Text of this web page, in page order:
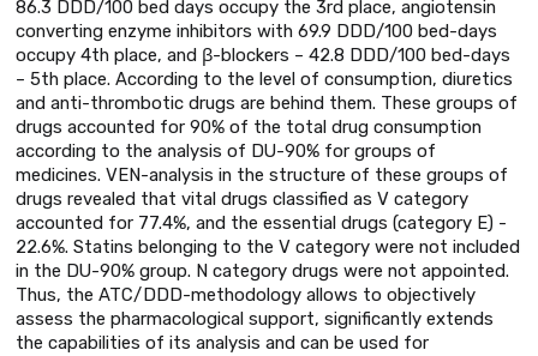
86.3 DDD/100 bed days occupy the 3rd place, angiotensin
converting enzyme inhibitors with 69.9 DDD/100 bed-days
occupy 4th place, and β-blockers – 42.8 DDD/100 bed-days
– 5th place. According to the level of consumption, diuretics
and anti-thrombotic drugs are behind them. These groups of
drugs accounted for 90% of the total drug consumption
according to the analysis of DU-90% for groups of
medicines. VEN-analysis in the structure of these groups of
drugs revealed that vital drugs classified as V category
accounted for 77.4%, and the essential drugs (category E) -
22.6%. Statins belonging to the V category were not included
in the DU-90% group. N category drugs were not appointed.
Thus, the ATC/DDD-methodology allows to objectively
assess the pharmacological support, significantly extends
the capabilities of its analysis and can be used for